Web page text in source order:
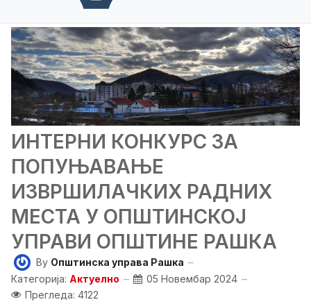
ИНТЕРНИ КОНКУРС ЗА
ПОПУЊАВАЊЕ
ИЗВРШИЛАЧКИХ РАДНИХ
МЕСТА У ОПШТИНСКОЈ
УПРАВИ ОПШТИНЕ РАШКА
By Општинска управа Рашка
Категорија: Актуелно
05 Новембар 2024
Прегледа: 4122